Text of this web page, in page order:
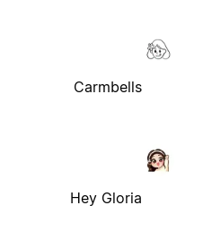
Carmbells
Hey Gloria